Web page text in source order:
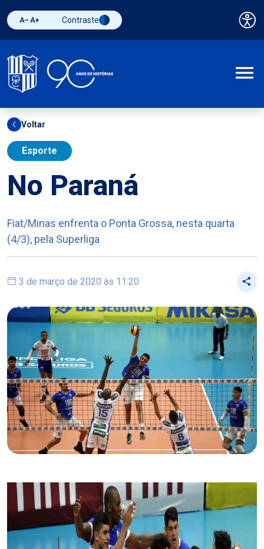
Diminuir fonte
Aumentar fonteAlternar contraste
Contraste
Voltar
Esporte
No Paraná
Fiat/Minas enfrenta o Ponta Grossa, nesta quarta
(4/3), pela Superliga
3 de março de 2020 às 11:20